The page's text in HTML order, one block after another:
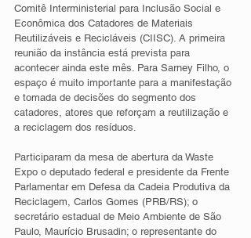
Comitê Interministerial para Inclusão Social e
Econômica dos Catadores de Materiais
Reutilizáveis e Recicláveis (CIISC). A primeira
reunião da instância está prevista para
acontecer ainda este mês. Para Sarney Filho, o
espaço é muito importante para a manifestação
e tomada de decisões do segmento dos
catadores, atores que reforçam a reutilização e
a reciclagem dos resíduos.
Participaram da mesa de abertura da Waste
Expo o deputado federal e presidente da Frente
Parlamentar em Defesa da Cadeia Produtiva da
Reciclagem, Carlos Gomes (PRB/RS); o
secretário estadual de Meio Ambiente de São
Paulo, Maurício Brusadin; o representante do